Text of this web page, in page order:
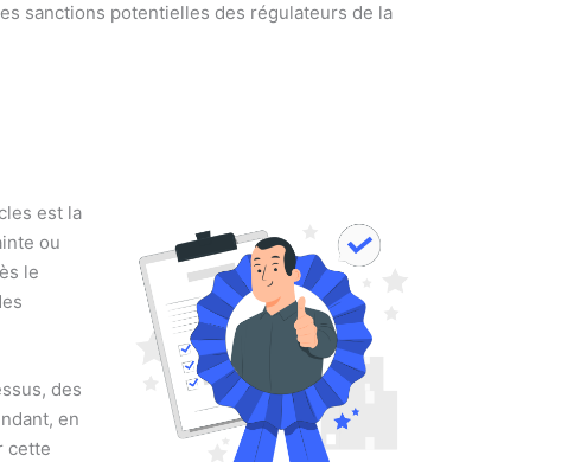
sanctions potentielles des régulateurs de la
est la
ou
le
des
en
cette